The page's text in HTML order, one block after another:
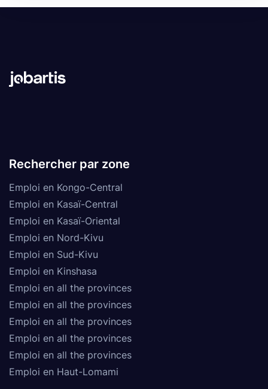
Rechercher par zone
Emploi en Kongo-Central
Emploi en Kasaï-Central
Emploi en Kasaï-Oriental
Emploi en Nord-Kivu
Emploi en Sud-Kivu
Emploi en Kinshasa
Emploi en all the provinces
Emploi en all the provinces
Emploi en all the provinces
Emploi en all the provinces
Emploi en all the provinces
Emploi en Haut-Lomami